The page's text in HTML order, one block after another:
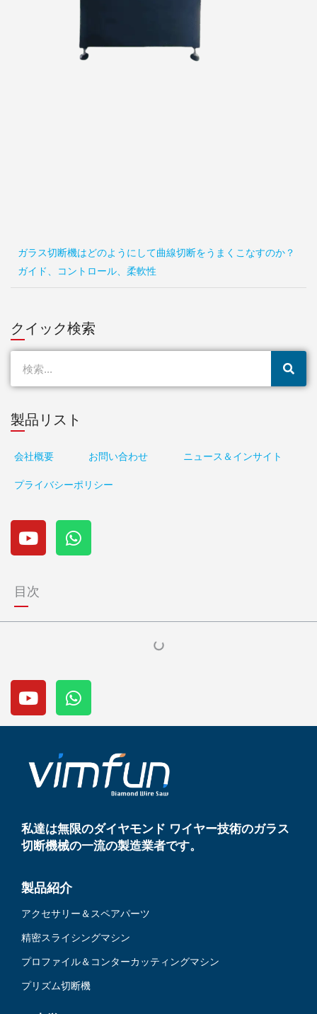
ガラス切断機はどのようにして曲線切断をうまくこなすのか？
ガイド、コントロール、柔軟性
クイック検索
製品リスト
会社概要 お問い合わせ ニュース＆インサイト
プライバシーポリシー
Y
o
u
u
b
e
W
h
a
p
目次
Y
o
u
t
b
e
W
h
a
t
a
p
私達は無限のダイヤモンド ワイヤー技術のガラス
切断機械の一流の製造業者です。
製品紹介
アクセサリー＆スペアパーツ
精密スライシングマシン
プロファイル＆コンターカッティングマシン
プリズム切断機